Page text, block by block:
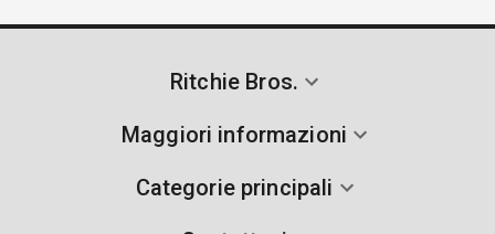
Ritchie Bros.
Maggiori informazioni
Categorie principali